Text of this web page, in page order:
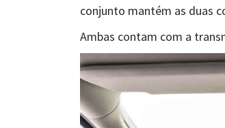
conjunto mantém as duas
Ambas contam com a